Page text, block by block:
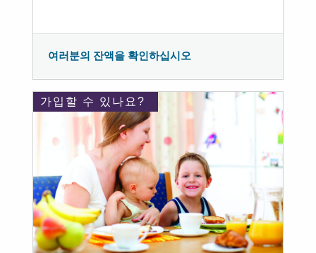
여러분의 잔액을 확인하십시오
가입할 수 있나요?